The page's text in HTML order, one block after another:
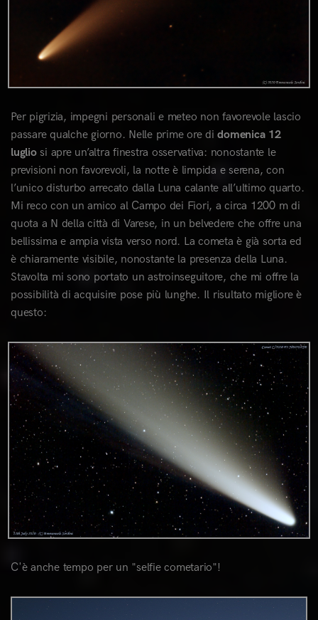
Per pigrizia, impegni personali e meteo non favorevole lascio
passare qualche giorno. Nelle prime ore didomenica 12
lugliosi apre un’altra finestra osservativa: nonostante le
previsioni non favorevoli, la notte è limpida e serena, con
l’unico disturbo arrecato dalla Luna calante all’ultimo quarto.
Mi reco con un amico al Campo dei Fiori, a circa 1200 m di
quota a N della città di Varese, in un belvedere che offre una
bellissima e ampia vista verso nord. La cometa è già sorta ed
è chiaramente visibile, nonostante la presenza della Luna.
Stavolta mi sono portato un astroinseguitore, che mi offre la
possibilità di acquisire pose più lunghe. Il risultato migliore è
questo:
0
C'è anche tempo per un "selfie cometario"!